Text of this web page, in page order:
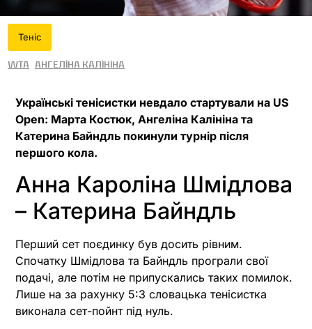
Теніс
WTA Ангеліна Калініна
Українські тенісистки невдало стартували на US
Open: Марта Костюк, Ангеліна Калініна та
Катерина Байндль покинули турнір після
першого кола.
Анна Кароліна Шмідлова
– Катерина Байндль
Перший сет поєдинку був досить рівним.
Спочатку Шмідлова та Байндль програли свої
подачі, але потім не припускались таких помилок.
Лише на за рахунку 5:3 словацька тенісистка
виконала сет-пойнт під нуль.